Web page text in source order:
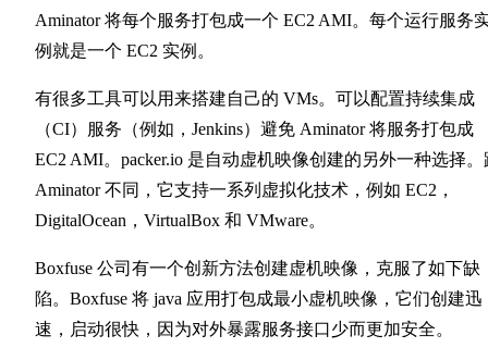
Aminator 将每个服务打包成一个 EC2 AMI。每个运行服务
例就是一个 EC2 实例。
有很多工具可以用来搭建自己的 VMs。可以配置持续集成
（CI）服务（例如，Jenkins）避免 Aminator 将服务打包成
EC2 AMI。packer.io 是自动虚机映像创建的另外一种选择。
Aminator 不同，它支持一系列虚拟化技术，例如 EC2，
DigitalOcean，VirtualBox 和 VMware。​
Boxfuse 公司有一个创新方法创建虚机映像，克服了如下缺
陷。Boxfuse 将 java 应用打包成最小虚机映像，它们创建迅
速，启动很快，因为对外暴露服务接口少而更加安全。